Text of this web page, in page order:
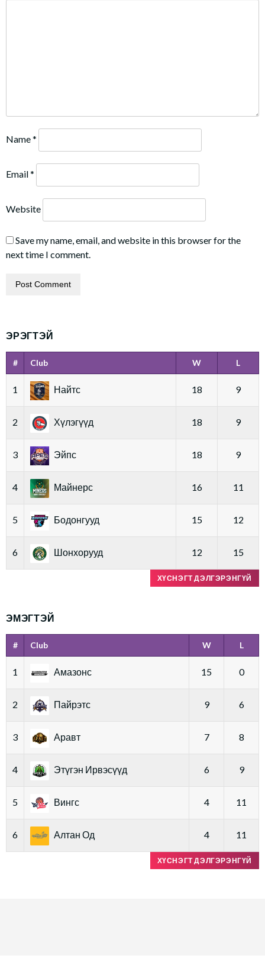
Name*
Email*
Website
Save my name, email, and website in this browser for the
next time I comment.
ЭРЭГТЭЙ
# Club W L
1 Найтс 18 9
2 Хүлэгүүд 18 9
3 Эйпс 18 9
4 Майнерс 16 11
5 Бодонгууд 15 12
6 Шонхорууд 12 15
ХҮСНЭГТ ДЭЛГЭРЭНГҮЙ
ЭМЭГТЭЙ
# Club W L
1 Амазонс 15 0
2 Пайрэтс 9 6
3 Аравт 7 8
4 Этүгэн Ирвэсүүд 6 9
5 Вингс 4 11
6 Алтан Од 4 11
ХҮСНЭГТ ДЭЛГЭРЭНГҮЙ